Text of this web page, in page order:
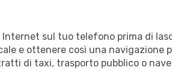
sul tuo telefono prima di
e ottenere così una
di taxi, trasporto pubblico o